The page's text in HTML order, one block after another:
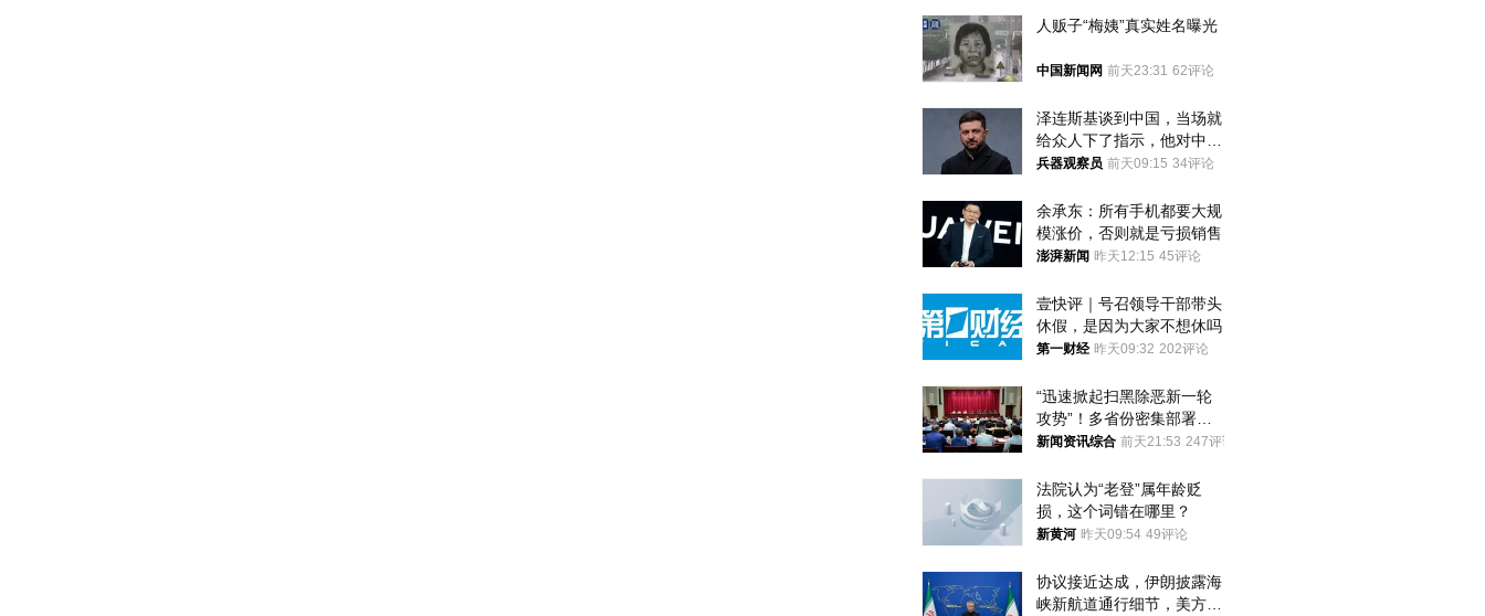
人贩子“梅姨”真实姓名曝光
中国新闻网 前天23:31 62评论
泽连斯基谈到中国，当场就
给众人下了指示，他对中国
和中乌关系，显然又有了新
兵器观察员 前天09:15 34评论
余承东：所有手机都要大规
模涨价，否则就是亏损销售
澎湃新闻 昨天12:15 45评论
壹快评｜号召领导干部带头
休假，是因为大家不想休吗
第一财经 昨天09:32 202评论
“迅速掀起扫黑除恶新一轮
攻势”！多省份密集部署，
公布举报方式
新闻资讯综合 前天21:53 247评论
法院认为“老登”属年龄贬
损，这个词错在哪里？
新黄河 昨天09:54 49评论
协议接近达成，伊朗披露海
峡新航道通行细节，美方再